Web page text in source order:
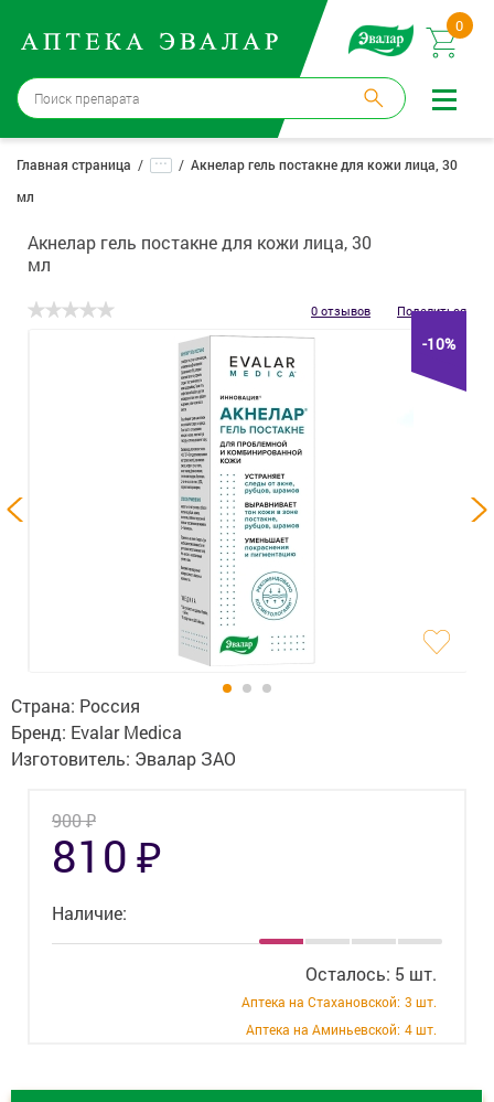
0
Москва→
12 аптек
Доставка и оплата
Способ получения:
не выбран,изменить
Гигиена
Изделия медицинского назначения
Планирование семьи
Оптика
Ортопедия
Уход за больными
Скидки и акции
Вакансии
Главная страница ...
Акнелар гель постакне для кожи лица, 30
мл
Акнелар гель постакне для кожи лица, 30
мл
0 отзывов Поделиться
-10%
Страна: Россия
Бренд: Evalar Medica
Изготовитель: Эвалар ЗАО
900₽
810₽
Наличие:
Осталось: 5 шт.
Аптека на Стахановской: 3 шт.
Аптека на Аминьевской: 4 шт.